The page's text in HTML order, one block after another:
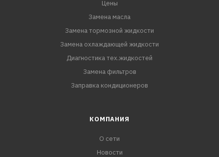
Цены
Замена масла
Замена тормозной жидкости
Замена охлаждающей жидкости
Диагностика тех.жидкостей
Замена фильтров
Заправка кондиционеров
КОМПАНИЯ
О сети
Новости